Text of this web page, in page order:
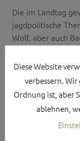
Die im Landtag
jagdpolitische
Wolf, aber auch
am Nachmittag
Münchner
Diese Website
verbessern. Wir
Ordnung ist, aber
ablehnen,